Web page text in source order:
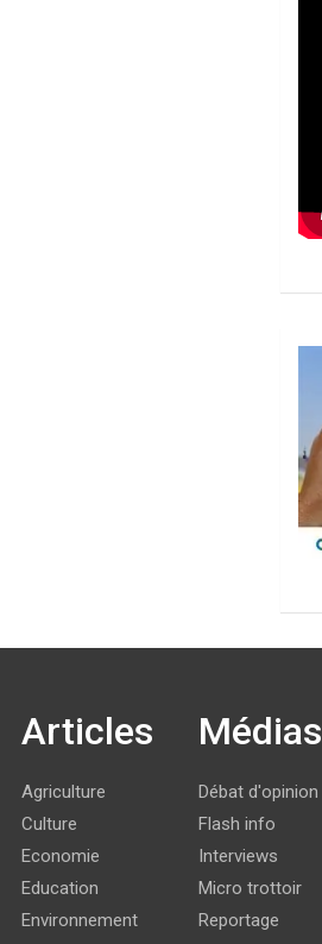
Articles
Agriculture
Culture
Economie
Education
Environnement
Médias
Débat d'opinion
Flash info
Interviews
Micro trottoir
Reportage